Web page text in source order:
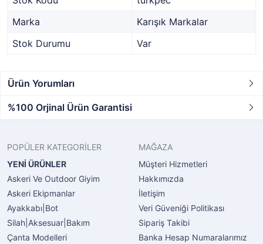
Marka
Karışık Markalar
Stok Durumu
Var
Ürün Yorumları
%100 Orjinal Ürün Garantisi
POPÜLER KATEGORİLER
YENİ ÜRÜNLER
Askeri Ve Outdoor Giyim
Askeri Ekipmanlar
Ayakkabı|Bot
Silah|Aksesuar|Bakım
Çanta Modelleri
MAĞAZA
Müşteri Hizmetleri
Hakkımızda
İletişim
Veri Güveniği Politikası
Sipariş Takibi
Banka Hesap Numaralarımız